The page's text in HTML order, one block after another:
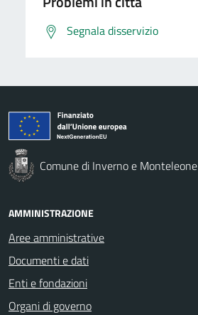
Segnala disservizio
Comune di Inverno e Monteleone
AMMINISTRAZIONE
Aree amministrative
Documenti e dati
Enti e fondazioni
Organi di governo